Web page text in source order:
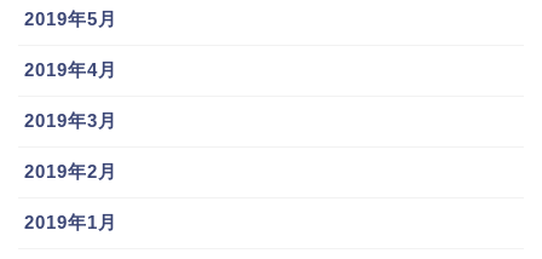
2019年5月
2019年4月
2019年3月
2019年2月
2019年1月